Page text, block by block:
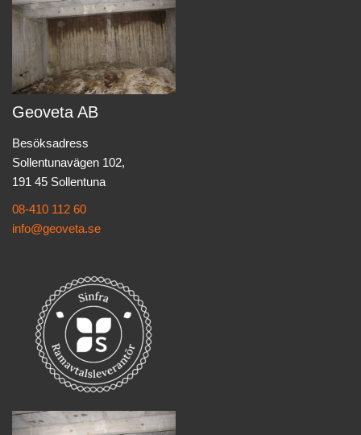
Geoveta AB
Besöksadress
Sollentunavägen 102,
191 45 Sollentuna
08-410 112 60
info@geoveta.se